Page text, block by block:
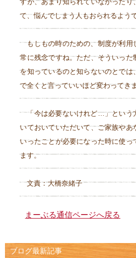
すが、あまり知られていなかったり
て、悩んでしまう人もおられるよう
もしもの時のための、制度が利
常に残念ですね。ただ、そういった
を知っているのと知らないのとでは
で全くと言っていいほど変わってき
「今は必要ないけれど…」という
いておいていただいて、ご家族やあ
いったことが必要になった時に使っ
ます。
文責：大橋奈緒子
まーぶる通信ページへ戻る
ブログ最新記事